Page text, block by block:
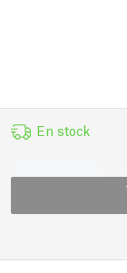
En stock